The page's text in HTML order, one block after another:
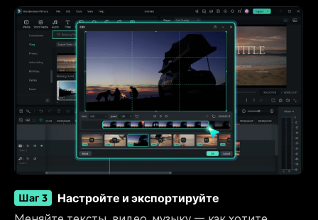
Шаг 3 Настройте и экспортируйте